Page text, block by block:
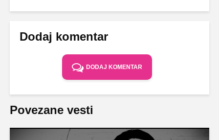
Dodaj komentar
DODAJ KOMENTAR
Povezane vesti